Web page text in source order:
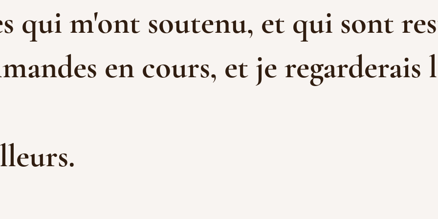
qui m'ont soutenu, et qui sont
en cours, et je regarderais